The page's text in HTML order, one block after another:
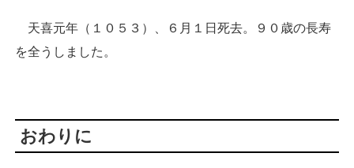
天喜元年（１０５３）、６月１日死去。９０歳の長寿
を全うしました。
おわりに